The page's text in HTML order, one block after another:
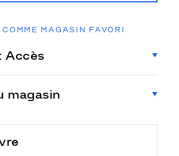
MAGASIN FAVORI
Accès
magasin